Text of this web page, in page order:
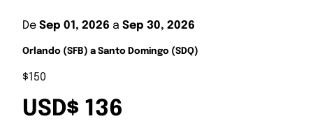
De Sep 01, 2026 a Sep 30, 2026
Orlando (SFB) a Santo Domingo (SDQ)
$150
USD$ 136